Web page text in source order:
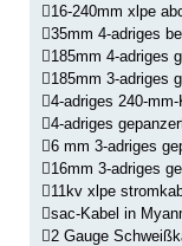
16-240mm xlpe
35mm 4-adriges
185mm 4-adriges
185mm 3-adriges
4-adriges 240-mm-
4-adriges
6 mm 3-adriges
16mm 3-adriges
11kv xlpe
sac-Kabel in
2 Gauge